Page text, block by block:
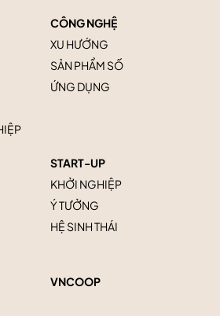
CÔNG NGHỆ
XU HƯỚNG
SẢN PHẨM SỐ
ỨNG DỤNG
START-UP
KHỞI NGHIỆP
Ý TƯỞNG
HỆ SINH THÁI
VNCOOP